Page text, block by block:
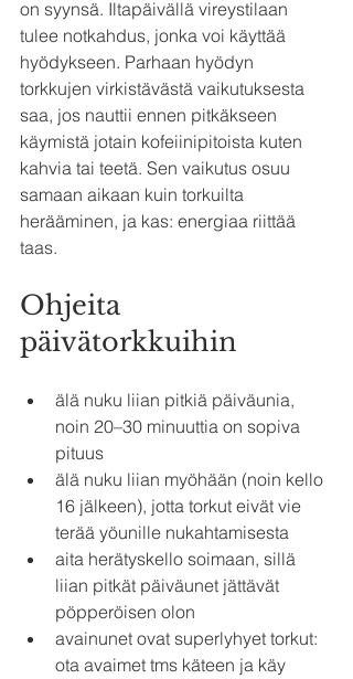
on syynsä. Iltapäivällä vireystilaan
tulee notkahdus, jonka voi käyttää
hyödykseen. Parhaan hyödyn
torkkujen virkistävästä vaikutuksesta
saa, jos nauttii ennen pitkäkseen
käymistä jotain kofeiinipitoista kuten
kahvia tai teetä. Sen vaikutus osuu
samaan aikaan kuin torkuilta
herääminen, ja kas: energiaa riittää
taas.
Ohjeita
päivätorkkuihin
älä nuku liian pitkiä päiväunia,
noin 20–30 minuuttia on sopiva
pituus
älä nuku liian myöhään (noin kello
16 jälkeen), jotta torkut eivät vie
terää yöunille nukahtamisesta
aita herätyskello soimaan, sillä
liian pitkät päiväunet jättävät
pöpperöisen olon
avainunet ovat superlyhyet torkut:
ota avaimet tms käteen ja käy